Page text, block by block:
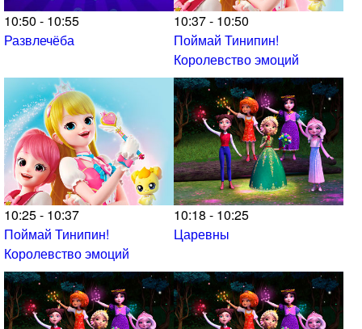
10:50 - 10:55
Развлечёба
10:37 - 10:50
Поймай Тинипин!
Королевство эмоций
10:25 - 10:37
Поймай Тинипин!
Королевство эмоций
10:18 - 10:25
Царевны